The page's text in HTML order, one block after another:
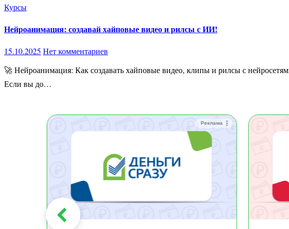
Курсы
Нейроанимация: создавай хайповые видео и рилсы с ИИ!
15.10.2025 Нет комментариев
🚀 Нейроанимация: Как создавать хайповые видео, клипы и рилсы с нейросетями (и собирать миллионы просмотров!) ⚡ Что такое Нейроанимация и почему это — новый тренд 2025 года?
Если вы до…
Реклама